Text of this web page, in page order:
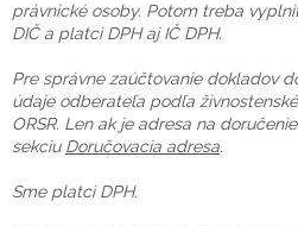
právnické osoby. Potom treba
DIČ a platci DPH aj IČ DPH.
Pre správne zaúčtovanie dokladov
údaje odberateľa podľa
ORSR. Len ak je adresa na
sekciu Doručovacia adresa.
Sme platci DPH.